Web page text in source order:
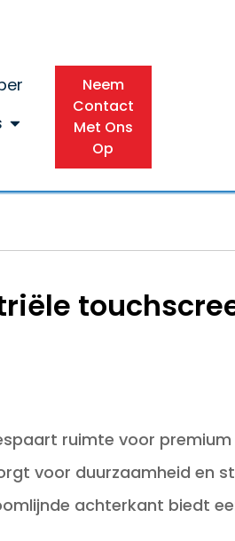
Neem
Contact
Met Ons
Op
ruimte voor
voor duurzaamheid en
achterkant biedt